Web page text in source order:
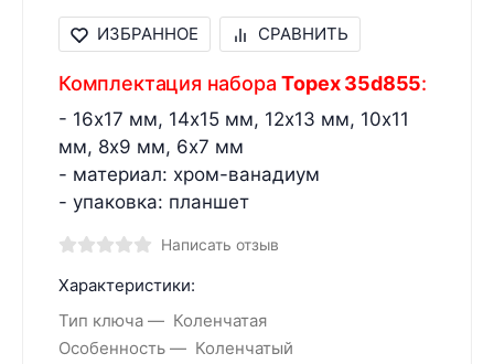
ИЗБРАННОЕ СРАВНИТЬ
Комплектация набораTopex 35d855:
- 16х17 мм, 14х15 мм, 12х13 мм, 10х11
мм, 8х9 мм, 6х7 мм
- материал: хром-ванадиум
- упаковка: планшет
Написать отзыв
Характеристики:
Тип ключа
Коленчатая
Особенность
Коленчатый